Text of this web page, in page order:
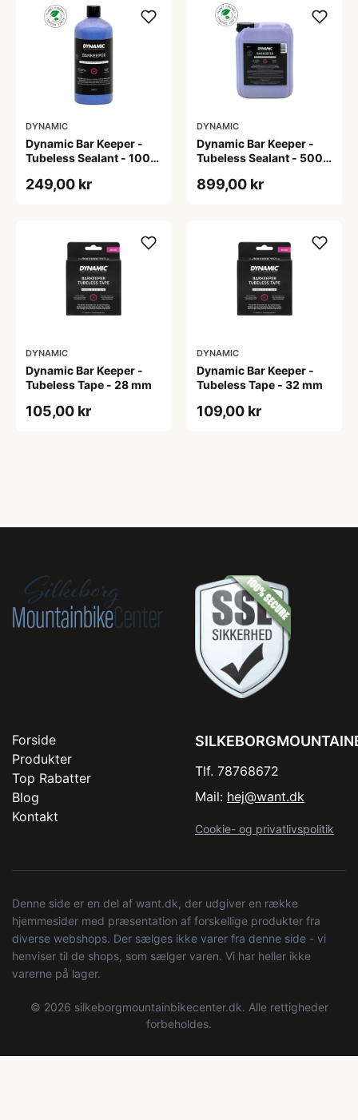
DYNAMIC
Dynamic Bar Keeper -
Tubeless Sealant - 1000
249,00 kr
DYNAMIC
Dynamic Bar Keeper -
Tubeless Sealant - 5000
899,00 kr
DYNAMIC
Dynamic Bar Keeper -
Tubeless Tape - 28 mm
105,00 kr
DYNAMIC
Dynamic Bar Keeper -
Tubeless Tape - 32 mm
109,00 kr
Forside
Produkter
Top Rabatter
Blog
Kontakt
Tlf. 78768672
Mail: hej@want.dk
Cookie- og privatlivspolitik
Denne side er en del af want.dk, der udgiver en række
hjemmesider med præsentation af forskellige produkter fra
diverse webshops. Der sælges ikke varer fra denne side - vi
henviser til de shops, som sælger varen. Vi har heller ikke
varerne på lager.
© 2026 silkeborgmountainbikecenter.dk. Alle rettigheder
forbeholdes.